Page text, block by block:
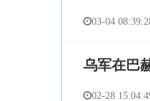
03-04
乌军在巴
02-28